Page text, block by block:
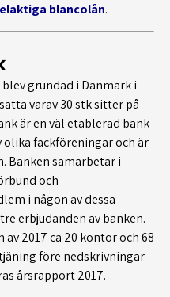
blancolån.
grundad i Danmark i
varav 30 stk sitter på
är en väl etablerad bank
olika fackföreningar och är
Banken samarbetar i
och
i någon av dessa
erbjudanden av banken.
2017 ca 20 kontor och 68
före nedskrivningar
årsrapport 2017.